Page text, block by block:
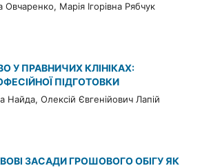
Овчаренко, Марія Ігорівна Рябчук
У ПРАВНИЧИХ КЛІНІКАХ:
ПІДГОТОВКИ
Найда, Олексій Євгенійович Лапій
ЗАСАДИ ГРОШОВОГО ОБІГУ ЯК